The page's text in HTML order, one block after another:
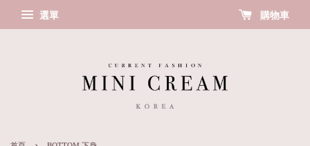
選單 購物車